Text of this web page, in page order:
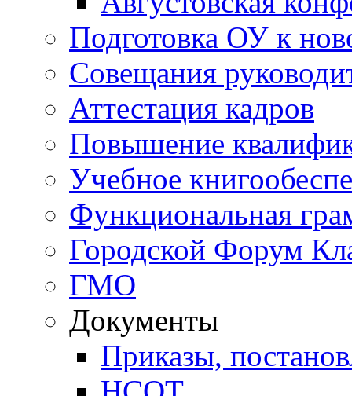
Подготовка ОУ к
Совещания
Аттестация кадров
Повышение
Учебное
Функциональная
Городской Форум
ГМО
Документы
Приказы,